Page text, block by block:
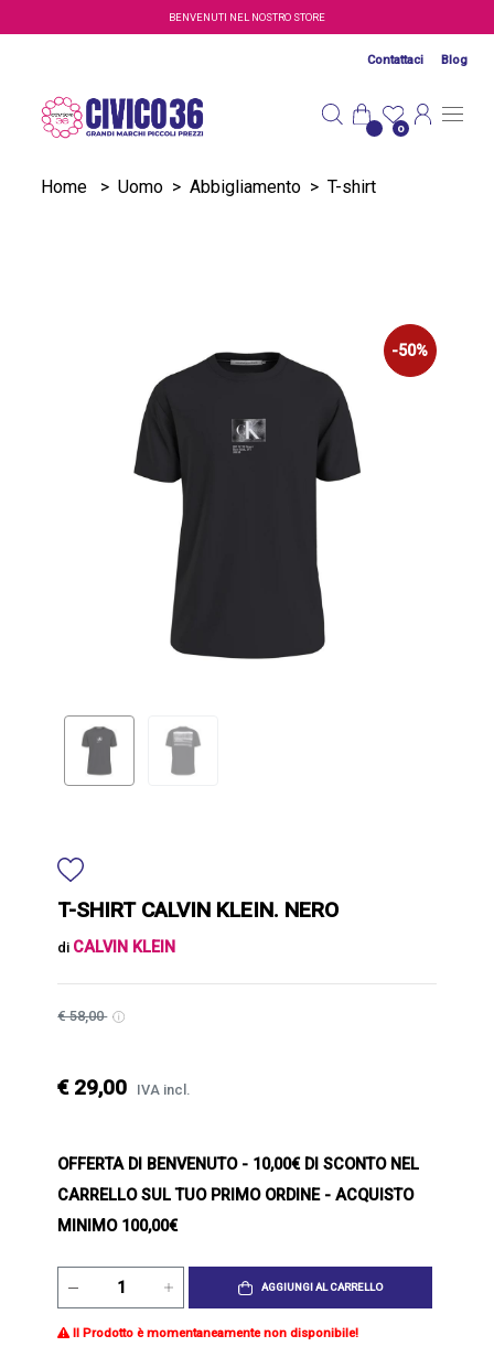
Salta al contenuto principaleBENVENUTI NEL NOSTRO STORE
Contattaci Blog
0
Home > Uomo > Abbigliamento > T-shirt
-50%
T-SHIRT CALVIN KLEIN. NERO
di CALVIN KLEIN
€ 58,00
€ 29,00 IVA incl.
OFFERTA DI BENVENUTO- 10,00€ DI SCONTO NEL
CARRELLO SUL TUO PRIMO ORDINE - ACQUISTO
MINIMO 100,00€
AGGIUNGI AL CARRELLO
Il Prodotto è momentaneamente non disponibile!